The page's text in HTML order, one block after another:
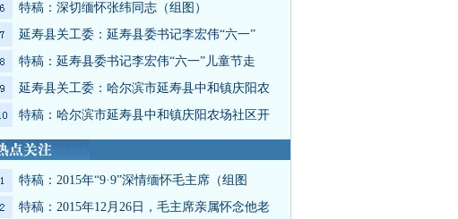
特稿：深切缅怀张纬同志（组图）
延寿县关工委：延寿县委书记李宏伟“六一”
特稿：延寿县委书记李宏伟“六一”儿童节走
延寿县关工委：哈尔滨市延寿县中和镇庆阳农
特稿：哈尔滨市延寿县中和镇庆阳农场社区开
特稿：2015年“9·9”深情缅怀毛主席（组图
特稿：2015年12月26日，毛主席亲属怀念他老